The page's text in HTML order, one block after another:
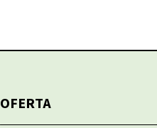
OFERTA